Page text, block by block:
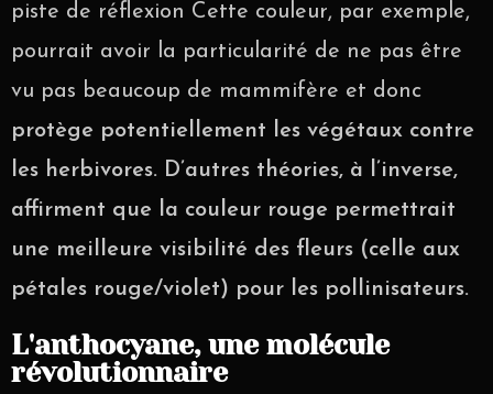
piste de réflexion Cette couleur, par exemple,
pourrait avoir la particularité de ne pas être
vu pas beaucoup de mammifère et donc
protège potentiellement les végétaux contre
les herbivores. D’autres théories, à l’inverse,
affirment que la couleur rouge permettrait
une meilleure visibilité des fleurs (celle aux
pétales rouge/violet) pour les pollinisateurs.
L'anthocyane, une molécule
révolutionnaire